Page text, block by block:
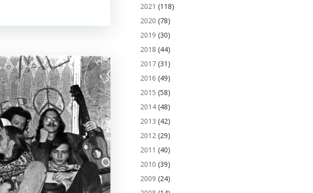
2021 (118)
2020 (78)
2019 (30)
2018 (44)
2017 (31)
2016 (49)
2015 (58)
2014 (48)
2013 (42)
2012 (29)
2011 (40)
2010 (39)
2009 (24)